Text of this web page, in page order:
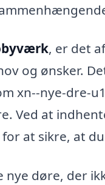
, er det
og ønsker.
xn--nye-dre-
Ved at
at sikre, at
døre, der